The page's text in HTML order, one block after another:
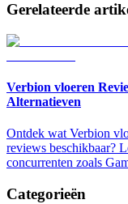
Gerelateerde
Verbion vloeren
Alternatieven
Ontdek wat Verbion
reviews beschikbaar?
concurrenten zoals
Categorieën